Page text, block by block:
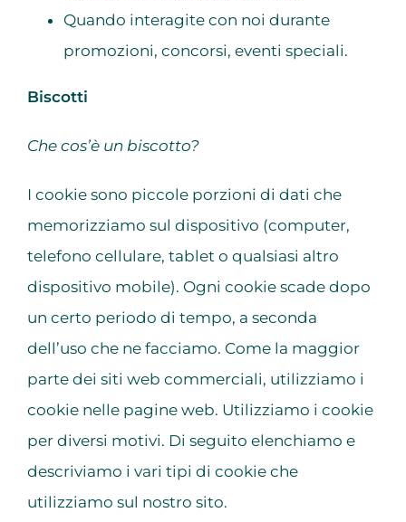
Quando interagite con noi durante
promozioni, concorsi, eventi speciali.
Biscotti
Che cos’è un biscotto?
I cookie sono piccole porzioni di dati che
memorizziamo sul dispositivo (computer,
telefono cellulare, tablet o qualsiasi altro
dispositivo mobile). Ogni cookie scade dopo
un certo periodo di tempo, a seconda
dell’uso che ne facciamo. Come la maggior
parte dei siti web commerciali, utilizziamo i
cookie nelle pagine web. Utilizziamo i cookie
per diversi motivi. Di seguito elenchiamo e
descriviamo i vari tipi di cookie che
utilizziamo sul nostro sito.